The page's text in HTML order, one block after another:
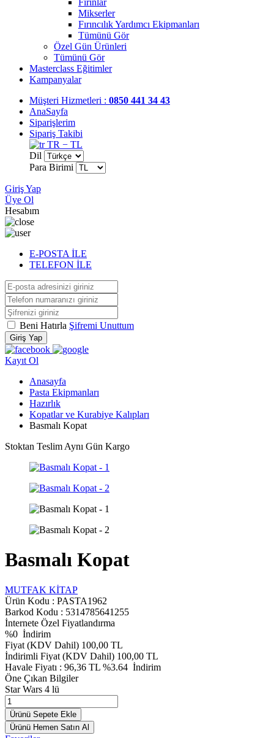
Fırınlar
Mikserler
Fırıncılık Yardımcı Ekipmanları
Tümünü Gör
Özel Gün Ürünleri
Tümünü Gör
Masterclass Eğitimler
Kampanyalar
Müşteri Hizmetleri : 0850 441 34 43
AnaSayfa
Siparişlerim
Sipariş Takibi
TR − TL
Dil
Para Birimi
Giriş Yap
Üye Ol
Hesabım
E-POSTA İLE
TELEFON İLE
Beni Hatırla Şifremi Unuttum
Giriş Yap
Kayıt Ol
Anasayfa
Pasta Ekipmanları
Hazırlık
Kopatlar ve Kurabiye Kalıpları
Basmalı Kopat
Stoktan Teslim Aynı Gün Kargo
Basmalı Kopat
MUTFAK KİTAP
Ürün Kodu : PASTA1962
Barkod Kodu : 5314785641255
İnternete Özel Fiyatlandırma
%0 İndirim
Fiyat (KDV Dahil) 100,00 TL
İndirimli Fiyat (KDV Dahil) 100,00 TL
Havale Fiyatı : 96,36 TL %3.64 İndirim
Öne Çıkan Bilgiler
Star Wars 4 lü
Ürünü Sepete Ekle
Ürünü Hemen Satın Al